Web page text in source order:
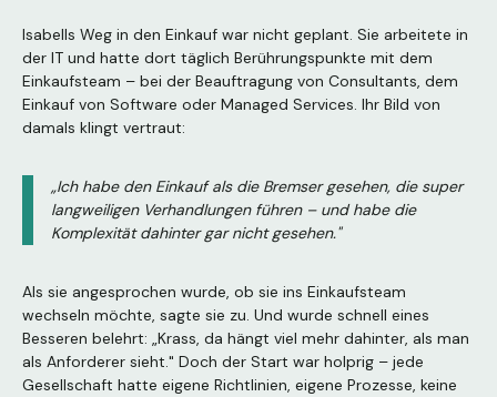
Isabells Weg in den Einkauf war nicht geplant. Sie arbeitete in
der IT und hatte dort täglich Berührungspunkte mit dem
Einkaufsteam – bei der Beauftragung von Consultants, dem
Einkauf von Software oder Managed Services. Ihr Bild von
damals klingt vertraut:
„Ich habe den Einkauf als die Bremser gesehen, die super
langweiligen Verhandlungen führen – und habe die
Komplexität dahinter gar nicht gesehen."
Als sie angesprochen wurde, ob sie ins Einkaufsteam
wechseln möchte, sagte sie zu. Und wurde schnell eines
Besseren belehrt: „Krass, da hängt viel mehr dahinter, als man
als Anforderer sieht." Doch der Start war holprig – jede
Gesellschaft hatte eigene Richtlinien, eigene Prozesse, keine